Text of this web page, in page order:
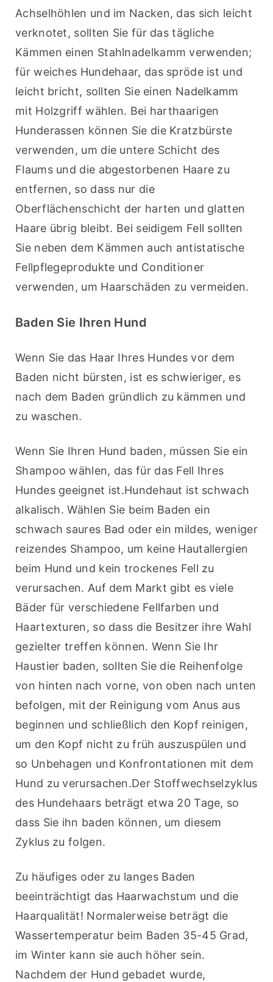
Achselhöhlen und im Nacken, das sich leicht
verknotet, sollten Sie für das tägliche
Kämmen einen Stahlnadelkamm verwenden;
für weiches Hundehaar, das spröde ist und
leicht bricht, sollten Sie einen Nadelkamm
mit Holzgriff wählen. Bei harthaarigen
Hunderassen können Sie die Kratzbürste
verwenden, um die untere Schicht des
Flaums und die abgestorbenen Haare zu
entfernen, so dass nur die
Oberflächenschicht der harten und glatten
Haare übrig bleibt. Bei seidigem Fell sollten
Sie neben dem Kämmen auch antistatische
Fellpflegeprodukte und Conditioner
verwenden, um Haarschäden zu vermeiden.
Baden Sie Ihren Hund
Wenn Sie das Haar Ihres Hundes vor dem
Baden nicht bürsten, ist es schwieriger, es
nach dem Baden gründlich zu kämmen und
zu waschen.
Wenn Sie Ihren Hund baden, müssen Sie ein
Shampoo wählen, das für das Fell Ihres
Hundes geeignet ist.Hundehaut ist schwach
alkalisch. Wählen Sie beim Baden ein
schwach saures Bad oder ein mildes, weniger
reizendes Shampoo, um keine Hautallergien
beim Hund und kein trockenes Fell zu
verursachen. Auf dem Markt gibt es viele
Bäder für verschiedene Fellfarben und
Haartexturen, so dass die Besitzer ihre Wahl
gezielter treffen können. Wenn Sie Ihr
Haustier baden, sollten Sie die Reihenfolge
von hinten nach vorne, von oben nach unten
befolgen, mit der Reinigung vom Anus aus
beginnen und schließlich den Kopf reinigen,
um den Kopf nicht zu früh auszuspülen und
so Unbehagen und Konfrontationen mit dem
Hund zu verursachen.Der Stoffwechselzyklus
des Hundehaars beträgt etwa 20 Tage, so
dass Sie ihn baden können, um diesem
Zyklus zu folgen.
Zu häufiges oder zu langes Baden
beeinträchtigt das Haarwachstum und die
Haarqualität! Normalerweise beträgt die
Wassertemperatur beim Baden 35-45 Grad,
im Winter kann sie auch höher sein.
Nachdem der Hund gebadet wurde,